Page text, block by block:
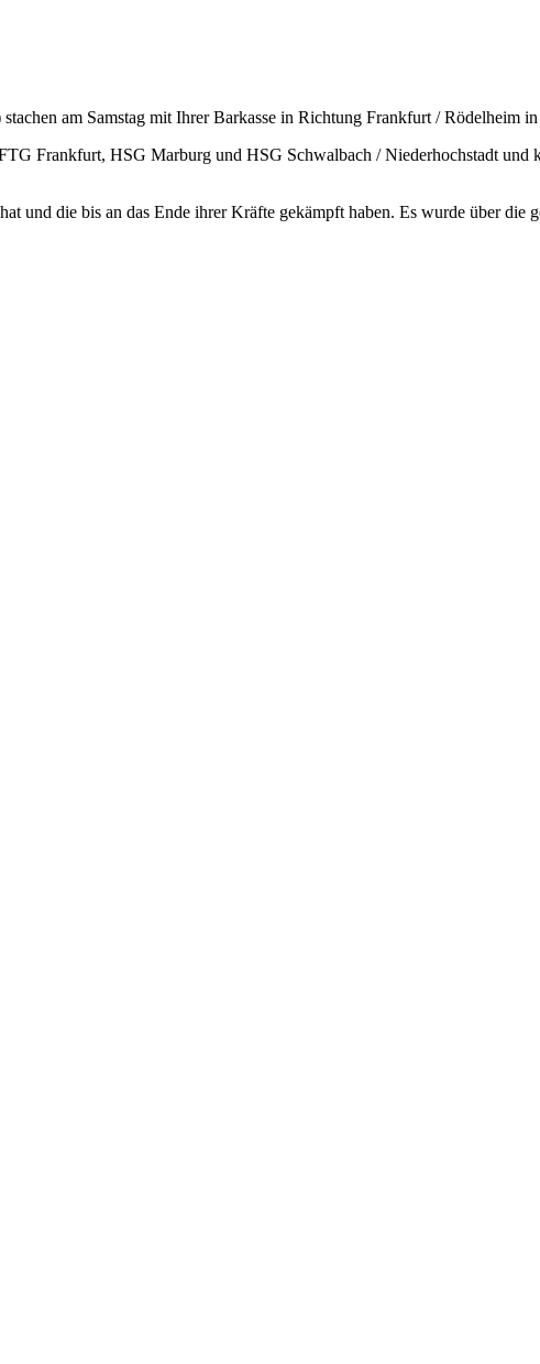
am Samstag mit Ihrer Barkasse in Richtung Frankfurt / Rödelheim
Frankfurt, HSG Marburg und HSG Schwalbach / Niederhochstadt
und die bis an das Ende ihrer Kräfte gekämpft haben. Es wurde über